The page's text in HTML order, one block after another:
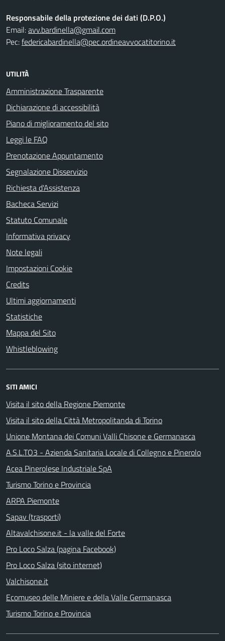
Responsabile della protezione dei dati (D.P.O.)
Email:avv.bardinella@gmail.com
Pec:federicabardinella@pec.ordineavvocatitorino.it
UTILITÀ
Amministrazione Trasparente
Dichiarazione di accessibilità
Piano di miglioramento del sito
Leggi le FAQ
Prenotazione Appuntamento
Segnalazione Disservizio
Richiesta d'Assistenza
Bacheca Servizi
Statuto Comunale
Informativa privacy
Note legali
Impostazioni Cookie
Credits
Ultimi aggiornamenti
Statistiche
Mappa del Sito
Whistleblowing
SITI AMICI
Visita il sito della Regione Piemonte
Visita il sito della Città Metropolitanda di Torino
Unione Montana dei Comuni Valli Chisone e Germanasca
A.S.L.TO3 - Azienda Sanitaria Locale di Collegno e Pinerolo
Acea Pinerolese Industriale SpA
Turismo Torino e Provincia
ARPA Piemonte
Sapav (trasporti)
Altavalchisone.it - la valle del Forte
Pro Loco Salza (pagina Facebook)
Pro Loco Salza (sito internet)
Valchisone.it
Ecomuseo delle Miniere e della Valle Germanasca
Turismo Torino e Provincia